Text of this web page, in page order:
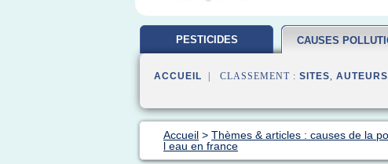
PESTICIDES CAUSES
ACCUEIL | CLASSEMENT : SITES,
Accueil > Thèmes & articles : causes de la
l eau en france